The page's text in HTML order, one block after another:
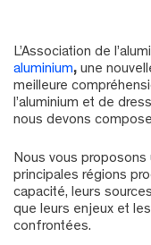
L’Association de
aluminium, une
meilleure
l’aluminium et de
nous devons
Nous vous
principales régions
capacité, leurs
que leurs enjeux et
confrontées.